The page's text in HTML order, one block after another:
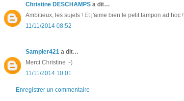
Christine DESCHAMPS a dit…
Ambitieux, les sujets ! Et j'aime bien le petit tampon ad hoc !
11/11/2014 08:52
Sampler421 a dit…
Merci Christine :-)
11/11/2014 10:01
Enregistrer un commentaire